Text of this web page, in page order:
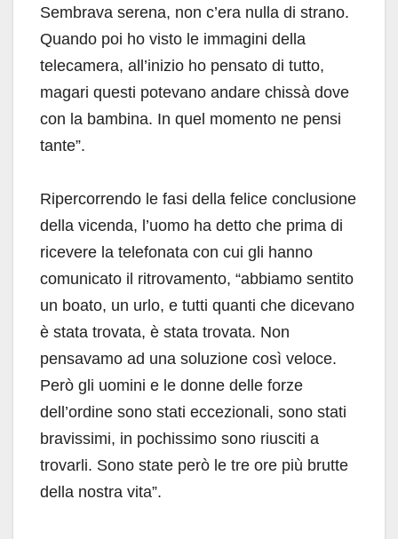
Sembrava serena, non c’era nulla di strano.
Quando poi ho visto le immagini della
telecamera, all’inizio ho pensato di tutto,
magari questi potevano andare chissà dove
con la bambina. In quel momento ne pensi
tante”.
Ripercorrendo le fasi della felice conclusione
della vicenda, l’uomo ha detto che prima di
ricevere la telefonata con cui gli hanno
comunicato il ritrovamento, “abbiamo sentito
un boato, un urlo, e tutti quanti che dicevano
è stata trovata, è stata trovata. Non
pensavamo ad una soluzione così veloce.
Però gli uomini e le donne delle forze
dell’ordine sono stati eccezionali, sono stati
bravissimi, in pochissimo sono riusciti a
trovarli. Sono state però le tre ore più brutte
della nostra vita”.